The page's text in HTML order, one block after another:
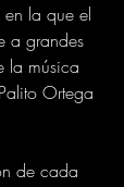
en la que el
a grandes
la música
Ortega
de cada